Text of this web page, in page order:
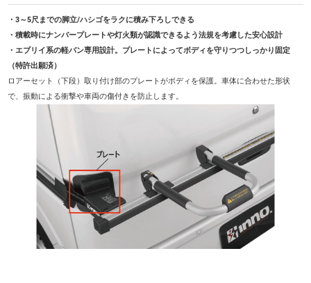
・3～5尺までの脚立/ハシゴをラクに積み下ろしできる
・積載時にナンバープレートや灯火類が認識できるよう法規を考慮した安心設計
・エブリイ系の軽バン専用設計。プレートによってボディを守りつつしっかり固定
（特許出願済）
ロアーセット（下段）取り付け部のプレートがボディを保護。車体に合わせた形状
で、振動による衝撃や車両の傷付きを防止します。